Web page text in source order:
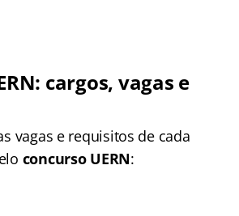
cargos, vagas e
vagas e requisitos de cada
concurso UERN: